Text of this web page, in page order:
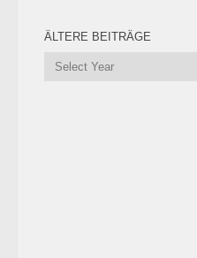
ÄLTERE BEITRÄGE